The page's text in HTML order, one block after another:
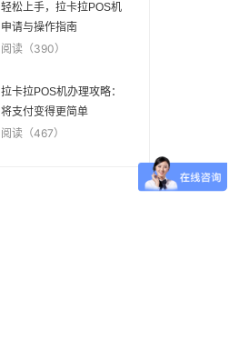
轻松上手，拉卡拉POS机
申请与操作指南
阅读（390）
拉卡拉POS机办理攻略：
将支付变得更简单
阅读（467）